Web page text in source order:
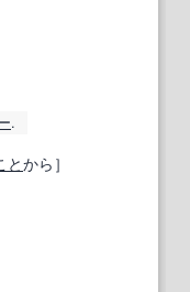
.
とから］